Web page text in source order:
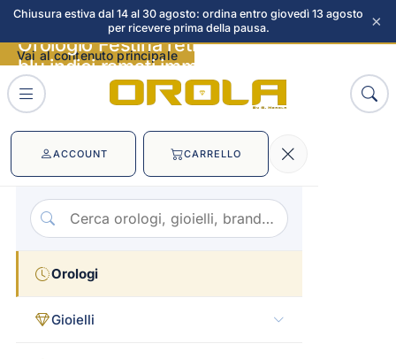
Chiusura estiva dal 14 al 30 agosto: ordina entro giovedì 13 agosto
per ricevere prima della pausa.
×
Vai al contenuto principale
ACCOUNT CARRELLO
Orologi
Gioielli
Orologio Festina retrograde quadrante
blu indici ramati immagini